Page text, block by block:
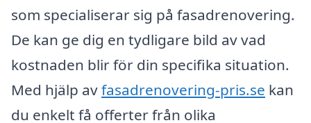
som specialiserar sig på fasadrenovering.
De kan ge dig en tydligare bild av vad
kostnaden blir för din specifika situation.
Med hjälp avfasadrenovering-pris.se kan
du enkelt få offerter från olika